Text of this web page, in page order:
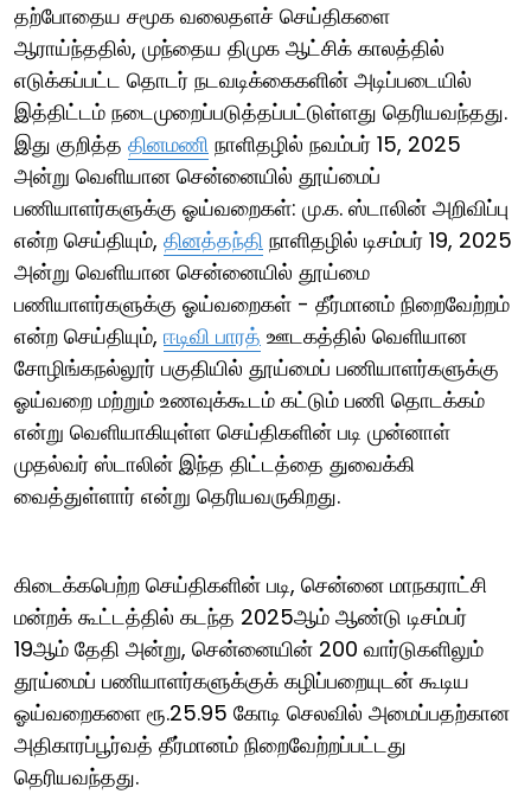
தற்போதைய சமூக வலைதளச் செய்திகளை
ஆராய்ந்ததில், முந்தைய திமுக ஆட்சிக் காலத்தில்
எடுக்கப்பட்ட தொடர் நடவடிக்கைகளின் அடிப்படையில்
இத்திட்டம் நடைமுறைப்படுத்தப்பட்டுள்ளது தெரியவந்தது.
இது குறித்த தினமணி நாளிதழில் நவம்பர் 15, 2025
அன்று வெளியான சென்னையில் தூய்மைப்
பணியாளர்களுக்கு ஓய்வறைகள்: மு.க. ஸ்டாலின் அறிவிப்பு
என்ற செய்தியும், தினத்தந்தி நாளிதழில் டிசம்பர் 19, 2025
அன்று வெளியான சென்னையில் தூய்மை
பணியாளர்களுக்கு ஓய்வறைகள் - தீர்மானம் நிறைவேற்றம்
என்ற செய்தியும், ஈடிவி பாரத் ஊடகத்தில் வெளியான
சோழிங்கநல்லூர் பகுதியில் தூய்மைப் பணியாளர்களுக்கு
ஓய்வறை மற்றும் உணவுக்கூடம் கட்டும் பணி தொடக்கம்
என்று வெளியாகியுள்ள செய்திகளின் படி முன்னாள்
முதல்வர் ஸ்டாலின் இந்த திட்டத்தை துவைக்கி
வைத்துள்ளார் என்று தெரியவருகிறது.
கிடைக்கபெற்ற செய்திகளின் படி, சென்னை மாநகராட்சி
மன்றக் கூட்டத்தில் கடந்த 2025ஆம் ஆண்டு டிசம்பர்
19ஆம் தேதி அன்று, சென்னையின் 200 வார்டுகளிலும்
தூய்மைப் பணியாளர்களுக்குக் கழிப்பறையுடன் கூடிய
ஓய்வறைகளை ரூ.25.95 கோடி செலவில் அமைப்பதற்கான
அதிகாரப்பூர்வத் தீர்மானம் நிறைவேற்றப்பட்டது
தெரியவந்தது.